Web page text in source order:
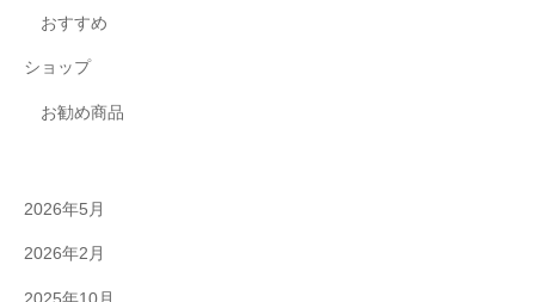
おすすめ
ショップ
お勧め商品
2026年5月
2026年2月